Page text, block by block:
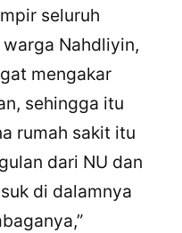
seluruh
Nahdliyin,
mengakar
sehingga itu
rumah sakit itu
dari NU dan
di dalamnya